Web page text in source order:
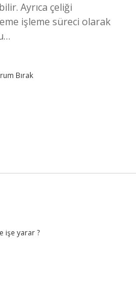
Ayrıca çeliği
işleme süreci olarak
Bırak
işe yarar ?